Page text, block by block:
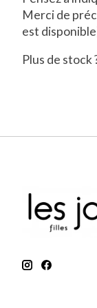
Merci de
est
Plus de